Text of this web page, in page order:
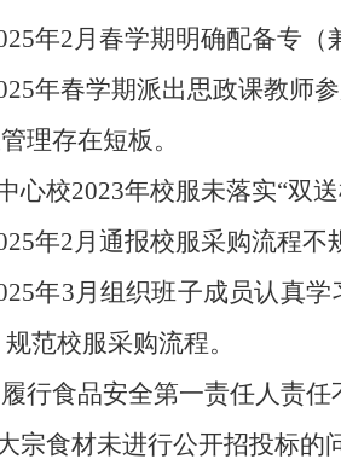
年2月春学期明确配备专（
年春学期派出思政课教师
理存在短板。
心校2023年校服未落实“双
年2月通报校服采购流程不
年3月组织班子成员认真
范校服采购流程。
行食品安全第一责任人责任
宗食材未进行公开招投标的